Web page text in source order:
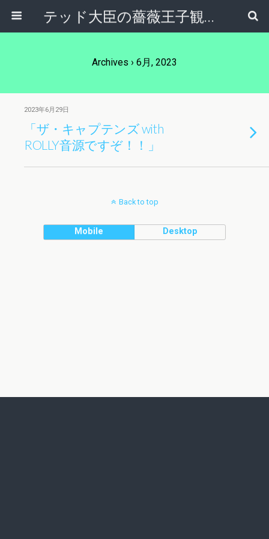
テッド大臣の薔薇王子観察日記
Archives › 6月, 2023
2023年6月29日
「ザ・キャプテンズ with
ROLLY音源ですぞ！！」
Back to top
Mobile Desktop